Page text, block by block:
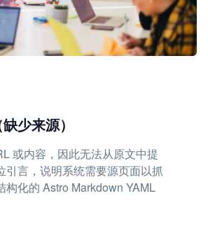
少来源）
或内容，因此无法从原文中提
引言，说明系统需要源页面以抓
构化的 Astro Markdown YAML